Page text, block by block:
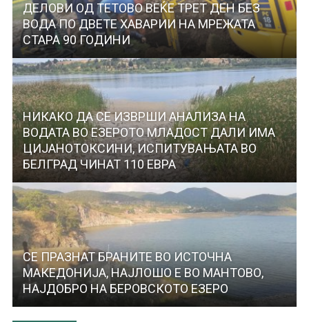
ДЕЛОВИ ОД ТЕТОВО ВЕЌЕ ТРЕТ ДЕН БЕЗ
ВОДА ПО ДВЕТЕ ХАВАРИИ НА МРЕЖАТА
СТАРА 90 ГОДИНИ
НИКАКО ДА СЕ ИЗВРШИ АНАЛИЗА НА
ВОДАТА ВО ЕЗЕРОТО МЛАДОСТ ДАЛИ ИМА
ЦИЈАНОТОКСИНИ, ИСПИТУВАЊАТА ВО
БЕЛГРАД ЧИНАТ 110 ЕВРА
СЕ ПРАЗНАТ БРАНИТЕ ВО ИСТОЧНА
МАКЕДОНИЈА, НАЈЛОШО Е ВО МАНТОВО,
НАЈДОБРО НА БЕРОВСКОТО ЕЗЕРО